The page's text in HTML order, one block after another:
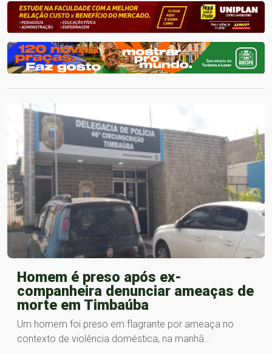
Homem é preso após ex-
companheira denunciar ameaças de
morte em Timbaúba
Um homem foi preso em flagrante por ameaça no
contexto de violência doméstica, na manhã…